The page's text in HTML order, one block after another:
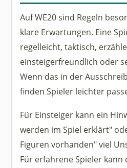
Auf WE20 sind Regeln
klare Erwartungen. Eine
regelleicht, taktisch,
einsteigerfreundlich oder
Wenn das in der
finden Spieler leichter
Für Einsteiger kann ein
werden im Spiel erklärt"
Figuren vorhanden" viel
Für erfahrene Spieler kann